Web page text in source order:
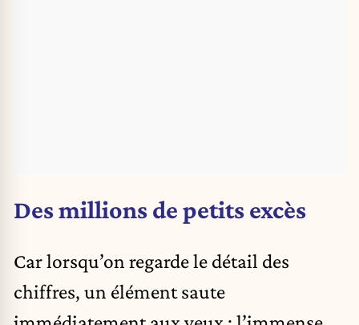
Des millions de petits excès
Car lorsqu’on regarde le détail des
chiffres, un élément saute